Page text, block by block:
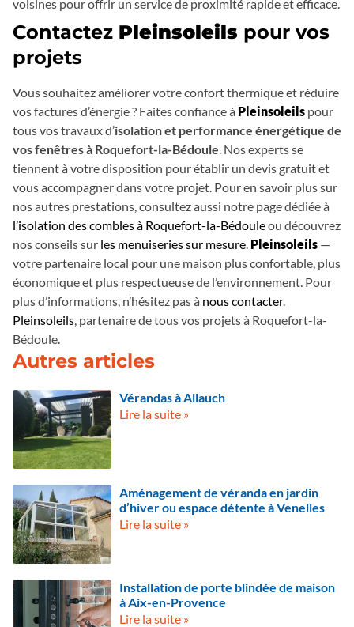
voisines pour offrir un service de proximité rapide et efficace.
Contactez Pleinsoleils pour vos
projets
Vous souhaitez améliorer votre confort thermique et réduire
vos factures d’énergie ? Faites confiance à Pleinsoleils pour
tous vos travaux d’isolation et performance énergétique de
vos fenêtres à Roquefort-la-Bédoule. Nos experts se
tiennent à votre disposition pour établir un devis gratuit et
vous accompagner dans votre projet. Pour en savoir plus sur
nos autres prestations, consultez aussi notre page dédiée à
l’isolation des combles à Roquefort-la-Bédouleou découvrez
nos conseils sur les menuiseries sur mesure. Pleinsoleils —
votre partenaire local pour une maison plus confortable, plus
économique et plus respectueuse de l’environnement. Pour
plus d’informations, n’hésitez pas à nous contacter.
Pleinsoleils, partenaire de tous vos projets à Roquefort-la-
Bédoule.
Autres articles
Vérandas à Allauch
Lire la suite »
Aménagement de véranda en jardin
d’hiver ou espace détente à Venelles
Lire la suite »
Installation de porte blindée de maison
à Aix-en-Provence
Lire la suite »